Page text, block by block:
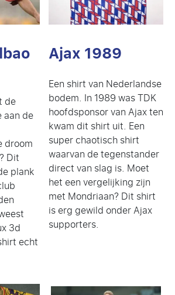
de
aan de
droom
Dit
plank
3d
echt
Ajax 1989
Een shirt van Nederlandse
bodem. In 1989 was TDK
hoofdsponsor van Ajax ten
kwam dit shirt uit. Een
super chaotisch shirt
waarvan de tegenstander
direct van slag is. Moet
het een vergelijking zijn
met Mondriaan? Dit shirt
is erg gewild onder Ajax
supporters.